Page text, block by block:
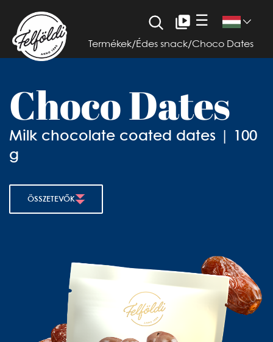
☰
Termékek/ Édes snack/Choco Dates
Choco Dates
Milk chocolate coated dates | 100
g
ÖSSZETEVŐK